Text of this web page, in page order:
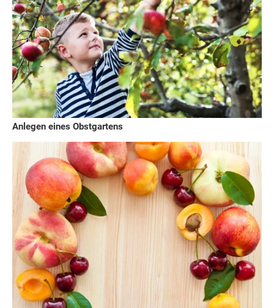
Anlegen eines Obstgartens